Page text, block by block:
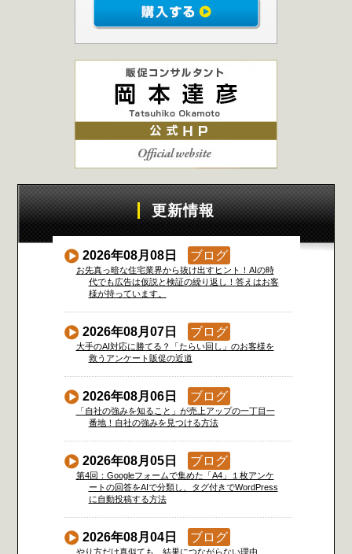
更新情報
2026年08月08日 ブログ
お先真っ暗な住宅業界から抜け出すヒント！AIの時
代でも広告は仮説と検証の繰り返し！答えはお客
様が持っています。
2026年08月07日 ブログ
大手のAI対応に勝てる？「たらい回し」のお客様を
救うアンケート販促の近道
2026年08月06日 ブログ
「自社の強みを知ること」が売上アップの一丁目一
番地！自社の強みを見つける方法
2026年08月05日 ブログ
第4回：Googleフォームで集めた「A4」１枚アンケ
ートの回答をAIで分類し、タグ付きでWordPress
に自動投稿する方法
2026年08月04日 ブログ
やり方だけ真似ても、結果につながらない理由